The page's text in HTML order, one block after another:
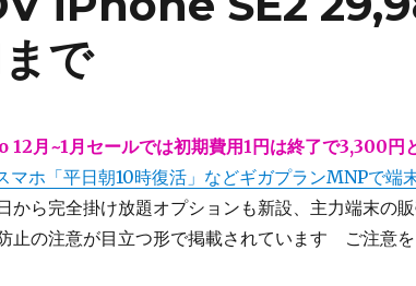
で
月~1月セールでは初期費用1円は終了で3,300円
マホ「平日朝10時復活」などギガプランMNPで端
から完全掛け放題オプションも新設、主力端末の販
止の注意が目立つ形で掲載されています ご注意を